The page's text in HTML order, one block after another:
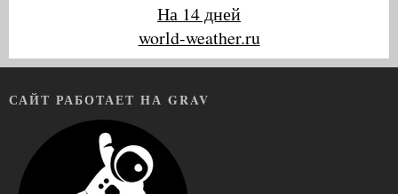
На 14 дней
world-weather.ru
САЙТ РАБОТАЕТ НА GRAV